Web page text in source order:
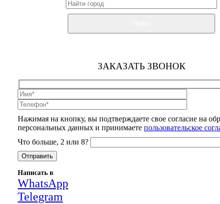
ЗАКАЗАТЬ ЗВОНОК
Нажимая на кнопку, вы подтверждаете свое согласие на
персональных данных и принимаете пользовательское
Что больше, 2 или 8?
Написать в
WhatsApp
Telegram